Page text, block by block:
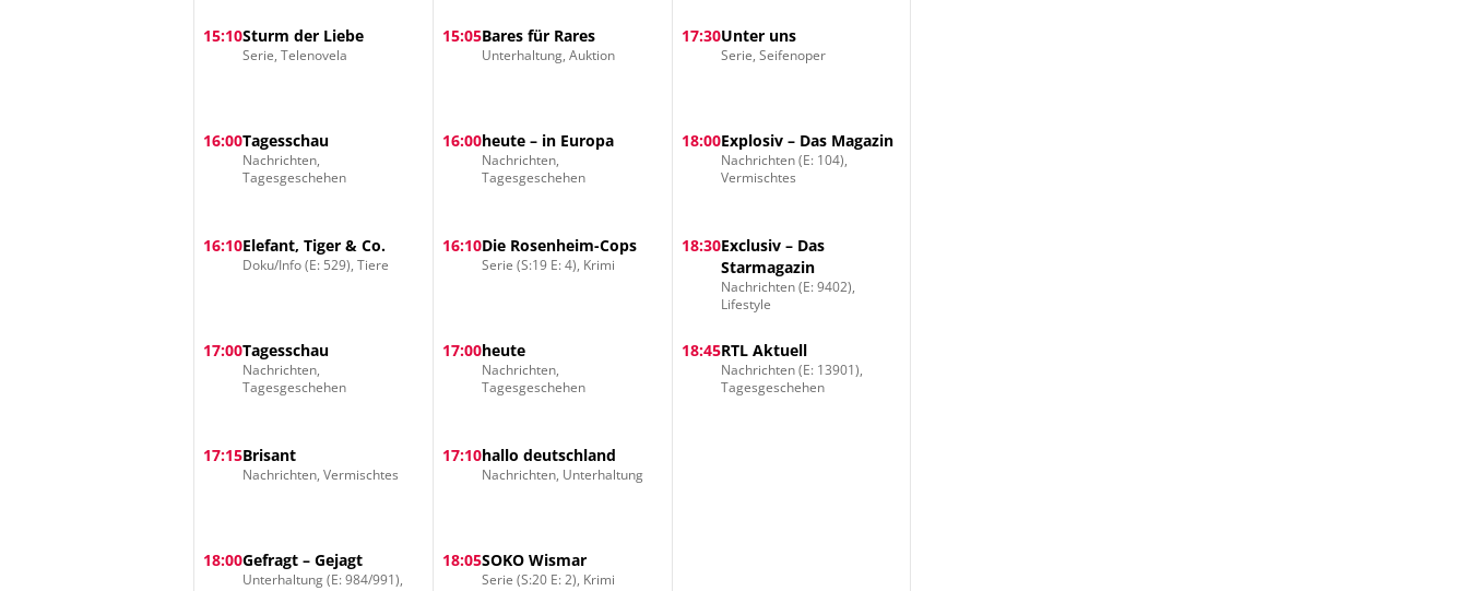
15:10Sturm der Liebe
Serie, Telenovela
16:00Tagesschau
Nachrichten,
Tagesgeschehen
16:10Elefant, Tiger & Co.
Doku/Info (E: 529), Tiere
17:00Tagesschau
Nachrichten,
Tagesgeschehen
17:15Brisant
Nachrichten, Vermischtes
18:00Gefragt – Gejagt
Unterhaltung (E: 984/991),
15:05Bares für Rares
Unterhaltung, Auktion
16:00heute – in Europa
Nachrichten,
Tagesgeschehen
16:10Die Rosenheim-Cops
Serie (S:19 E: 4), Krimi
17:00heute
Nachrichten,
Tagesgeschehen
17:10hallo deutschland
Nachrichten, Unterhaltung
18:05SOKO Wismar
Serie (S:20 E: 2), Krimi
17:30Unter uns
Serie, Seifenoper
18:00Explosiv – Das Magazin
Nachrichten (E: 104),
Vermischtes
18:30Exclusiv – Das
Starmagazin
Nachrichten (E: 9402),
Lifestyle
18:45RTL Aktuell
Nachrichten (E: 13901),
Tagesgeschehen